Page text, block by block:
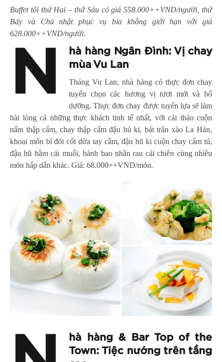
Buffet tối thứ Hai – thứ Sáu có giá 558.000++VND/người, thứ
Bảy và Chủ nhật phục vụ bia không giới hạn với giá
628.000++VND/người.
N
hà hàng Ngân Đình: Vị chay
mùa Vu Lan
Tháng Vu Lan, nhà hàng có thực đơn chay
tuyển chọn các hương vị tươi mới và bổ
dưỡng. Thực đơn chay được tuyển lựa sẽ làm
hài lòng cả những thực khách tinh tế nhất, với cải thảo cuộn
nấm thập cẩm, chay thập cẩm đậu hủ ki, bát trân xào La Hán,
khoai môn bí đỏi cốt dừa tay cầm, đậu hũ ki cuộn chay cẩm tú,
đậu hũ hầm cải muối, bánh bao nhân rau cải chiên cùng nhiều
món hấp dẫn khác. Giá: 68.000++VND/món.
hà hàng & Bar Top of the
Town: Tiệc nướng trên tầng